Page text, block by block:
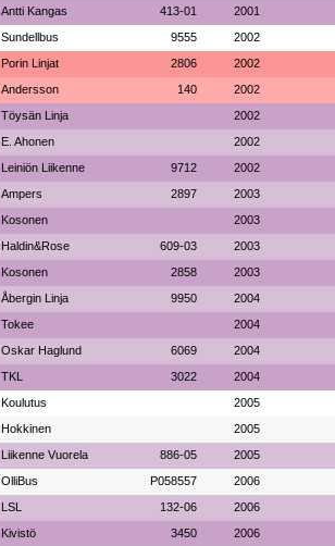
Antti Kangas 413-01 2001
Sundellbus 9555 2002
Porin Linjat 2806 2002
Andersson 140 2002
Töysän Linja 2002
E. Ahonen 2002
Leiniön Liikenne 9712 2002
Ampers 2897 2003
Kosonen 2003
Haldin&Rose 609-03 2003
Kosonen 2858 2003
Åbergin Linja 9950 2004
Tokee 2004
Oskar Haglund 6069 2004
TKL 3022 2004
Koulutus 2005
Hokkinen 2005
Liikenne Vuorela 886-05 2005
OlliBus P058557 2006
LSL 132-06 2006
Kivistö 3450 2006